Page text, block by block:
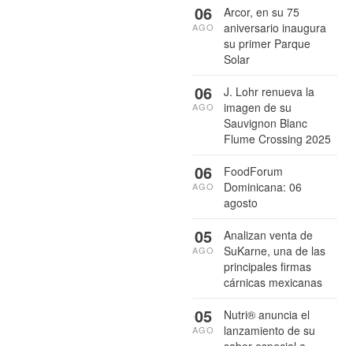
Arcor, en su 75
aniversario inaugura
su primer Parque
Solar
06
AGO
J. Lohr renueva la
imagen de su
Sauvignon Blanc
Flume Crossing 2025
06
AGO
FoodForum
Dominicana: 06
agosto
06
AGO
Analizan venta de
SuKarne, una de las
principales firmas
cárnicas mexicanas
05
AGO
Nutri® anuncia el
lanzamiento de su
05
AGO